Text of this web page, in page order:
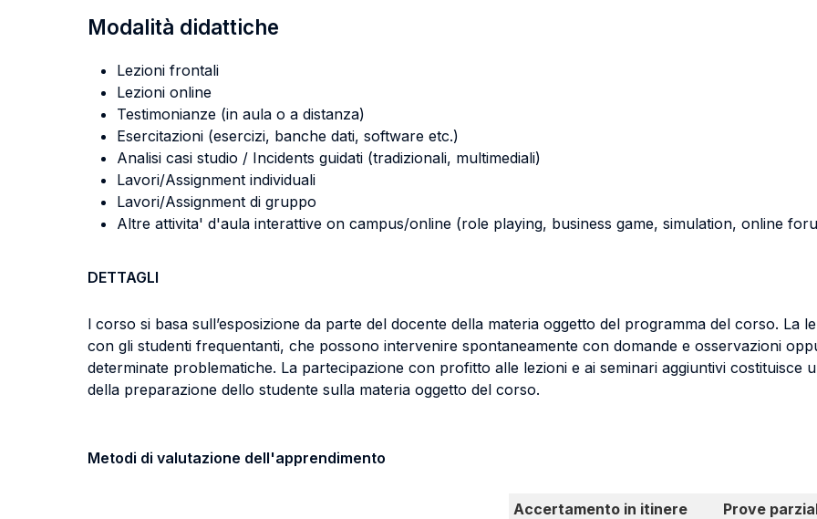
Modalità didattiche
Lezioni frontali
Lezioni online
Testimonianze (in aula o a distanza)
Esercitazioni (esercizi, banche dati, software etc.)
Analisi casi studio / Incidents guidati (tradizionali, multimediali)
Lavori/Assignment individuali
Lavori/Assignment di gruppo
Altre attivita' d'aula interattive on campus/online (role playing, business game, simulation, online
DETTAGLI
l corso si basa sull’esposizione da parte del docente della materia oggetto del programma del corso. La
con gli studenti frequentanti, che possono intervenire spontaneamente con domande e osservazioni
determinate problematiche. La partecipazione con profitto alle lezioni e ai seminari aggiuntivi costituisce
della preparazione dello studente sulla materia oggetto del corso.
Metodi di valutazione dell'apprendimento
Accertamento in itinere
Prove